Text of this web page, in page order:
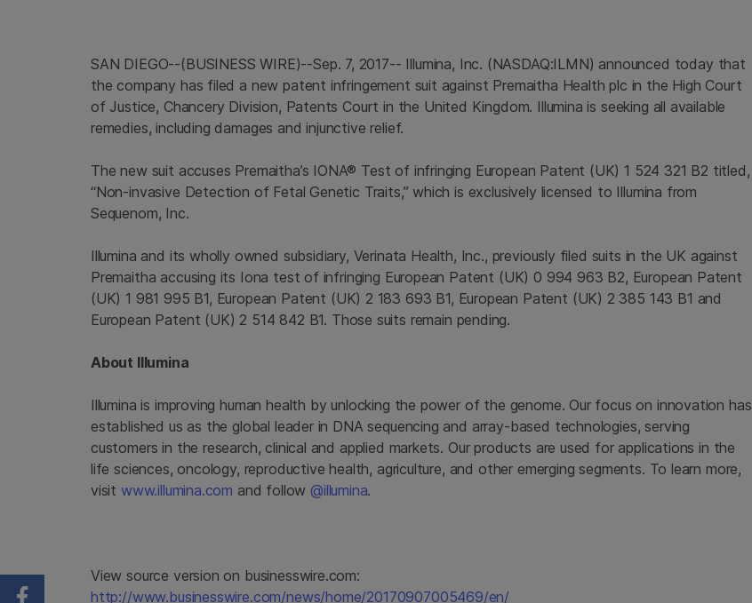
SAN DIEGO--(BUSINESS WIRE)--Sep. 7, 2017-- Illumina, Inc. (NASDAQ:ILMN) announced today that
the company has filed a new patent infringement suit against Premaitha Health plc in the High Court
of Justice, Chancery Division, Patents Court in the United Kingdom. Illumina is seeking all available
remedies, including damages and injunctive relief.
The new suit accuses Premaitha’s IONA® Test of infringing European Patent (UK) 1 524 321 B2 titled,
“Non-invasive Detection of Fetal Genetic Traits,” which is exclusively licensed to Illumina from
Sequenom, Inc.
Illumina and its wholly owned subsidiary, Verinata Health, Inc., previously filed suits in the UK against
Premaitha accusing its Iona test of infringing European Patent (UK) 0 994 963 B2, European Patent
(UK) 1 981 995 B1, European Patent (UK) 2 183 693 B1, European Patent (UK) 2 385 143 B1 and
European Patent (UK) 2 514 842 B1. Those suits remain pending.
About Illumina
Illumina is improving human health by unlocking the power of the genome. Our focus on innovation has
established us as the global leader in DNA sequencing and array-based technologies, serving
customers in the research, clinical and applied markets. Our products are used for applications in the
life sciences, oncology, reproductive health, agriculture, and other emerging segments. To learn more,
visit www.illumina.com and follow @illumina.
View source version on businesswire.com:
http://www.businesswire.com/news/home/20170907005469/en/